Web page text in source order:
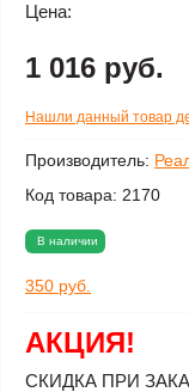
Производитель:
Код товара: 2170
В наличии
350 руб.
Цена:
1 016 руб.
Нашли данный товар
АКЦИЯ!
СКИДКА ПРИ